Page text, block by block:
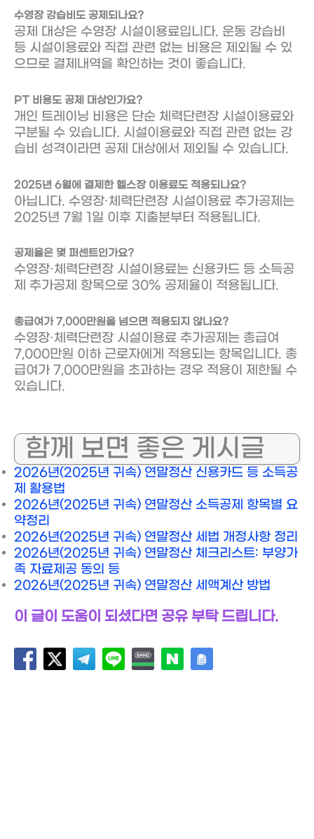
수영장 강습비도 공제되나요?
공제 대상은 수영장 시설이용료입니다. 운동 강습비
등 시설이용료와 직접 관련 없는 비용은 제외될 수 있
으므로 결제내역을 확인하는 것이 좋습니다.
PT 비용도 공제 대상인가요?
개인 트레이닝 비용은 단순 체력단련장 시설이용료와
구분될 수 있습니다. 시설이용료와 직접 관련 없는 강
습비 성격이라면 공제 대상에서 제외될 수 있습니다.
2025년 6월에 결제한 헬스장 이용료도 적용되나요?
아닙니다. 수영장·체력단련장 시설이용료 추가공제는
2025년 7월 1일 이후 지출분부터 적용됩니다.
공제율은 몇 퍼센트인가요?
수영장·체력단련장 시설이용료는 신용카드 등 소득공
제 추가공제 항목으로 30% 공제율이 적용됩니다.
총급여가 7,000만원을 넘으면 적용되지 않나요?
수영장·체력단련장 시설이용료 추가공제는 총급여
7,000만원 이하 근로자에게 적용되는 항목입니다. 총
급여가 7,000만원을 초과하는 경우 적용이 제한될 수
있습니다.
함께 보면 좋은 게시글
2026년(2025년 귀속) 연말정산 신용카드 등 소득공
제 활용법
2026년(2025년 귀속) 연말정산 소득공제 항목별 요
약정리
2026년(2025년 귀속) 연말정산 세법 개정사항 정리
2026년(2025년 귀속) 연말정산 체크리스트: 부양가
족 자료제공 동의 등
2026년(2025년 귀속) 연말정산 세액계산 방법
이 글이 도움이 되셨다면 공유 부탁 드립니다.